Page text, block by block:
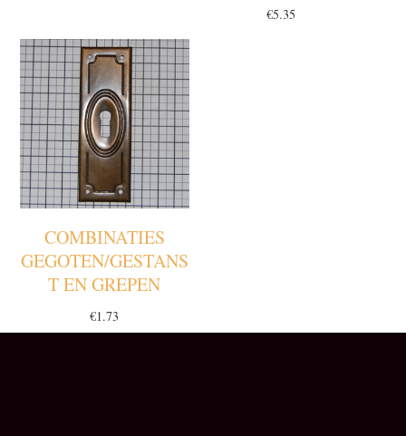
€5.35
COMBINATIES
GEGOTEN/GESTANS
T EN GREPEN
€1.73